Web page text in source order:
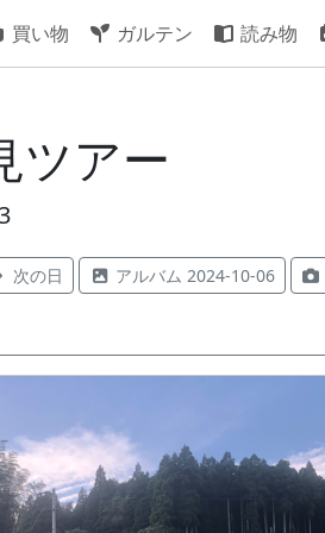
買い物 ガルテン 読み物
ツアー
次の日 アルバム 2024-10-06